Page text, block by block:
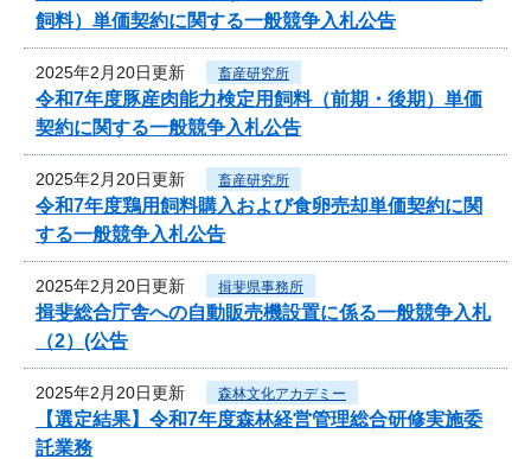
飼料）単価契約に関する一般競争入札公告
2025年2月20日更新 畜産研究所
令和7年度豚産肉能力検定用飼料（前期・後期）単価
契約に関する一般競争入札公告
2025年2月20日更新 畜産研究所
令和7年度鶏用飼料購入および食卵売却単価契約に関
する一般競争入札公告
2025年2月20日更新 揖斐県事務所
揖斐総合庁舎への自動販売機設置に係る一般競争入札
（2）(公告
2025年2月20日更新 森林文化アカデミー
【選定結果】令和7年度森林経営管理総合研修実施委
託業務